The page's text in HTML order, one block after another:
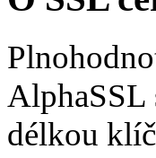
AlphaSSL
délkou